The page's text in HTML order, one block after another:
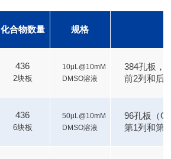
化合物数量 规格
436
2块板
10µL@10mM
DMSO溶液
384孔板，
前2列和后
436
6块板
50µL@10mM
DMSO溶液
96孔板（
第1列和第